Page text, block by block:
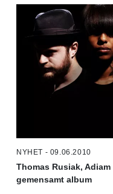
NYHET - 09.06.2010
Thomas Rusiak,
gemensamt album